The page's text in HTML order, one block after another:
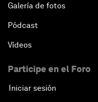
Galería de fotos
Pódcast
Vídeos
Participe en el Foro
Iniciar sesión